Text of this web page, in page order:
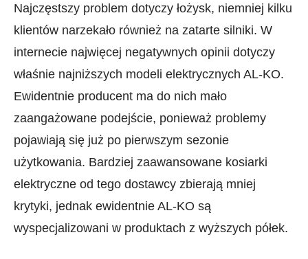
Najczęstszy problem dotyczy łożysk, niemniej kilku
klientów narzekało również na zatarte silniki. W
internecie najwięcej negatywnych opinii dotyczy
właśnie najniższych modeli elektrycznych AL-KO.
Ewidentnie producent ma do nich mało
zaangażowane podejście, ponieważ problemy
pojawiają się już po pierwszym sezonie
użytkowania. Bardziej zaawansowane kosiarki
elektryczne od tego dostawcy zbierają mniej
krytyki, jednak ewidentnie AL-KO są
wyspecjalizowani w produktach z wyższych półek.